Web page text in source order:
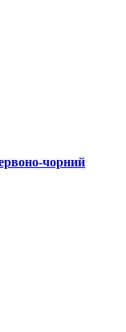
чорний